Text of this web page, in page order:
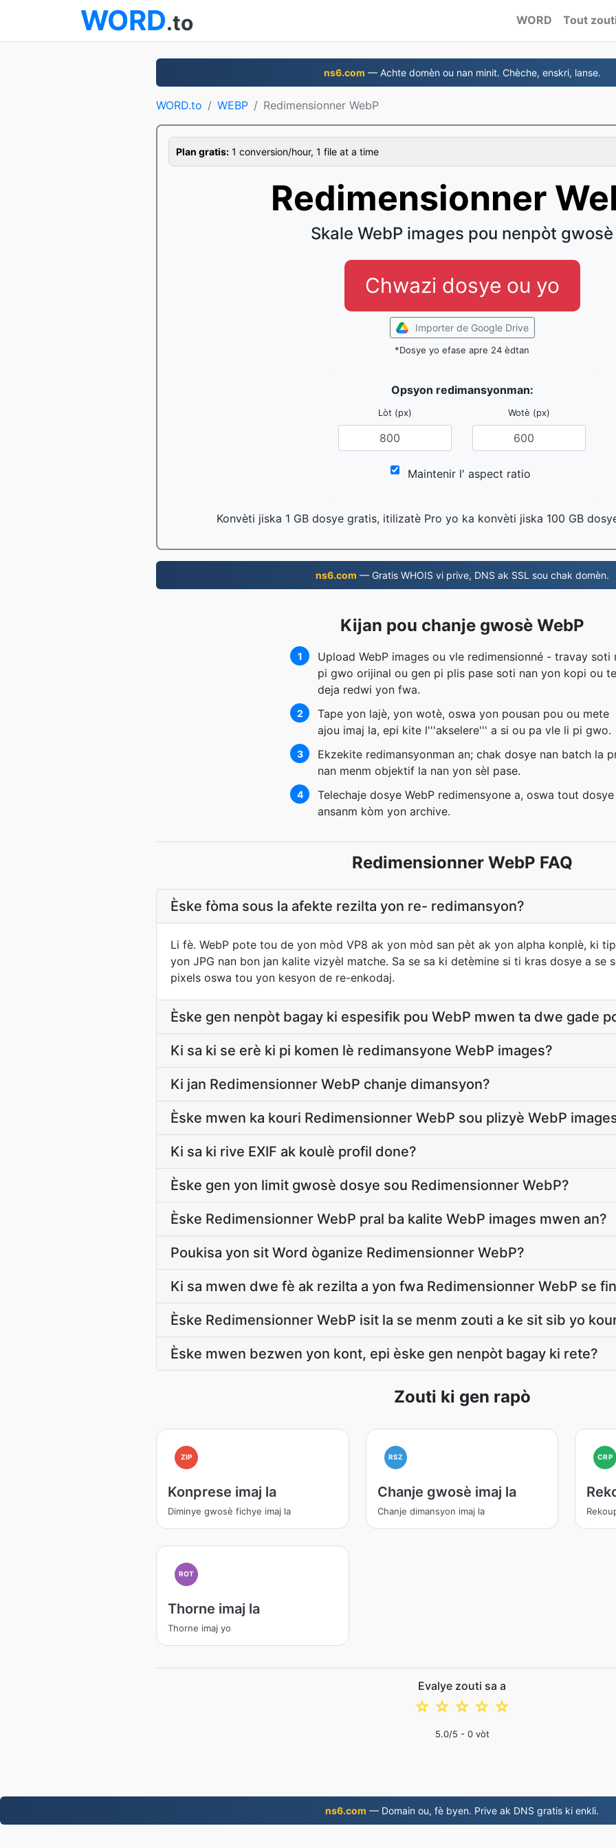
WORD.to WORD Tout
ns6.com — Achte domèn ou nan minit. Chèche, enskri, lanse.
WORD.to WEBP Redimensionner WebP
Plan gratis: 1 conversion/hour, 1 file at a time
Redimensionner
Skale WebP images pou nenpòt gwosè
Chwazi dosye ou yo
Importer de Google Drive
*Dosye yo efase apre 24 èdtan
Opsyon redimansyonman:
Lòt (px) Wotè (px)
Maintenir l' aspect ratio
Konvèti jiska 1 GB dosye gratis, itilizatè Pro yo ka konvèti jiska 100 GB
ns6.com — Gratis WHOIS vi prive, DNS ak SSL sou chak domèn.
Kijan pou chanje gwosè WebP
1
Upload WebP images ou vle redimensionné - travay soti
pi gwo orijinal ou gen pi plis pase soti nan yon kopi ou te
deja redwi yon fwa.
2
Tape yon lajè, yon wotè, oswa yon pousan pou ou mete
ajou imaj la, epi kite l'''akselere''' a si ou pa vle li pi gwo.
3
Ekzekite redimansyonman an; chak dosye nan batch la
nan menm objektif la nan yon sèl pase.
4
Telechaje dosye WebP redimensyone a, oswa tout dosye
ansanm kòm yon archive.
Redimensionner WebP FAQ
Èske fòma sous la afekte rezilta yon re- redimansyon?
Li fè. WebP pote tou de yon mòd VP8 ak yon mòd san pèt ak yon alpha konplè, ki
yon JPG nan bon jan kalite vizyèl matche. Sa se sa ki detèmine si ti kras dosye a se
pixels oswa tou yon kesyon de re-enkodaj.
Èske gen nenpòt bagay ki espesifik pou WebP mwen ta dwe gade
Ki sa ki se erè ki pi komen lè redimansyone WebP images?
Ki jan Redimensionner WebP chanje dimansyon?
Èske mwen ka kouri Redimensionner WebP sou plizyè WebP
Ki sa ki rive EXIF ak koulè profil done?
Èske gen yon limit gwosè dosye sou Redimensionner WebP?
Èske Redimensionner WebP pral ba kalite WebP images mwen an?
Poukisa yon sit Word òganize Redimensionner WebP?
Ki sa mwen dwe fè ak rezilta a yon fwa Redimensionner WebP se
Èske Redimensionner WebP isit la se menm zouti a ke sit sib yo
Èske mwen bezwen yon kont, epi èske gen nenpòt bagay ki rete?
Zouti ki gen rapò
ZIP
Konprese imaj la
Diminye gwosè fichye imaj la
RSZ
Chanje gwosè imaj la
Chanje dimansyon imaj la
CRP
ROT
Thorne imaj la
Thorne imaj yo
Evalye zouti sa a
☆
☆
☆
☆
☆
5.0/5 - 0vòt
ns6.com — Domain ou, fè byen. Prive ak DNS gratis ki enkli.